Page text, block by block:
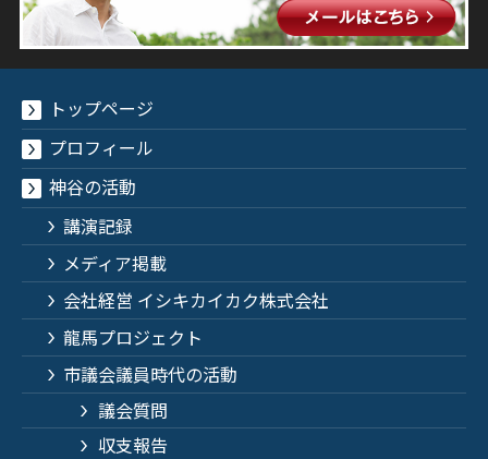
トップページ
プロフィール
神谷の活動
講演記録
メディア掲載
会社経営 イシキカイカク株式会社
龍馬プロジェクト
市議会議員時代の活動
議会質問
収支報告